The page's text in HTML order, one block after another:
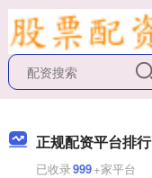
正规配资平台排行
已收录999+家平台